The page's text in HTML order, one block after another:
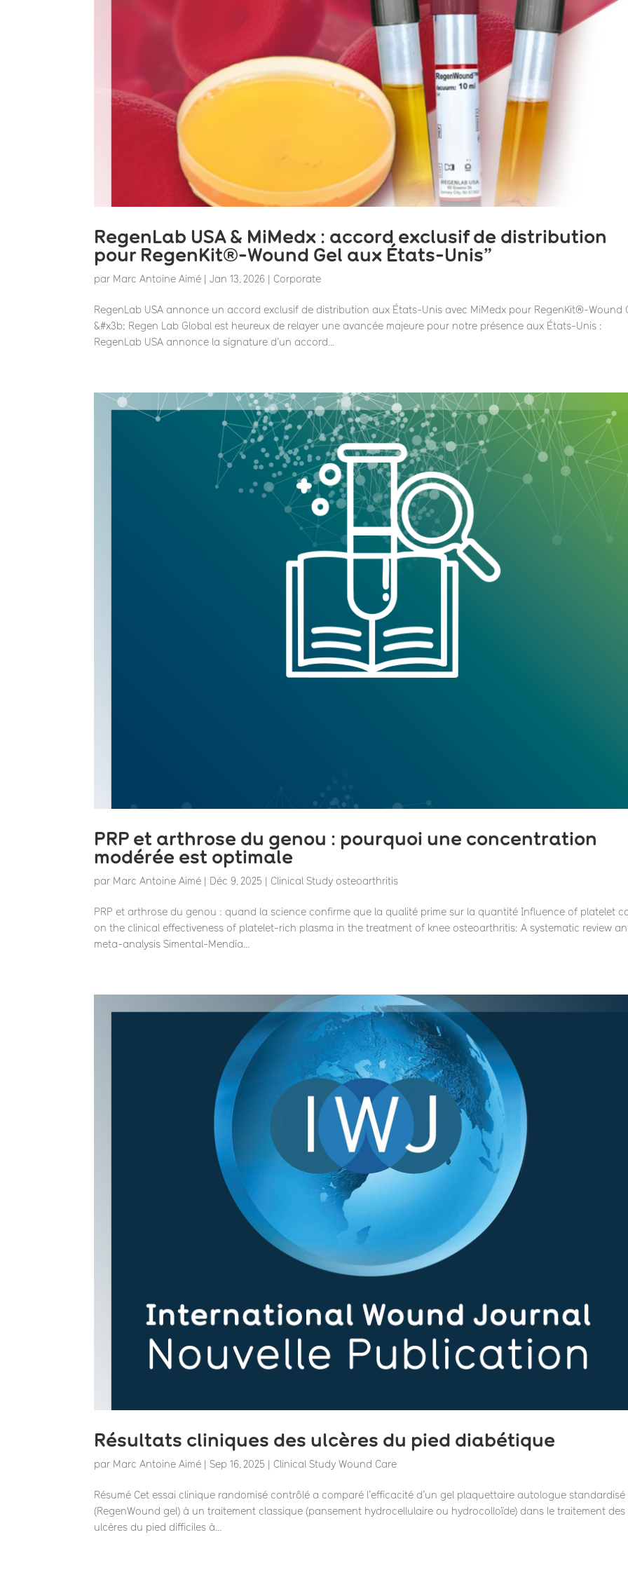
RegenLab USA & MiMedx : accord exclusif de distribution
pour RegenKit®-Wound Gel aux États-Unis”
par Marc Antoine Aimé |Jan 13, 2026 Corporate
RegenLab USA annonce un accord exclusif de distribution aux États-Unis avec MiMedx pour RegenKit®-Wound
&#x3b; Regen Lab Global est heureux de relayer une avancée majeure pour notre présence aux États-Unis :
RegenLab USA annonce la signature d’un accord...
PRP et arthrose du genou : pourquoi une concentration
modérée est optimale
par Marc Antoine Aimé | Déc 9, 2025 | Clinical Study osteoarthritis
PRP et arthrose du genou : quand la science confirme que la qualité prime sur la quantité Influence of platelet
on the clinical effectiveness of platelet-rich plasma in the treatment of knee osteoarthritis: A systematic review
meta-analysis Simental-Mendía...
Résultats cliniques des ulcères du pied diabétique
par Marc Antoine Aimé |Sep 16, 2025 Clinical Study Wound Care
Résumé Cet essai clinique randomisé contrôlé a comparé l’efficacité d’un gel plaquettaire autologue standardisé
(RegenWound gel) à un traitement classique (pansement hydrocellulaire ou hydrocolloïde) dans le traitement des
ulcères du pied difficiles à...